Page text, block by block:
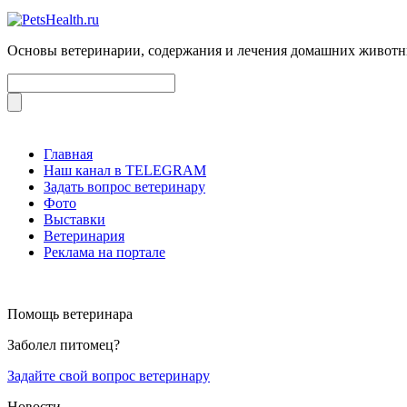
Основы ветеринарии, содержания и лечения домашних
Главная
Наш канал в TELEGRAM
Задать вопрос ветеринару
Фото
Выставки
Ветеринария
Реклама на портале
Помощь ветеринара
Заболел питомец?
Задайте свой вопрос ветеринару